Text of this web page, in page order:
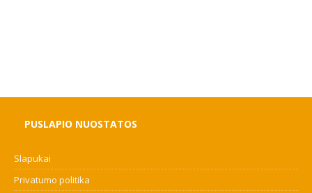
PUSLAPIO NUOSTATOS
Slapukai
Privatumo politika